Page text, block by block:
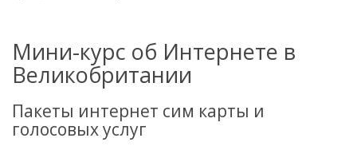
Мини-курс об Интернете в
Великобритании
Пакеты интернет сим карты и
голосовых услуг